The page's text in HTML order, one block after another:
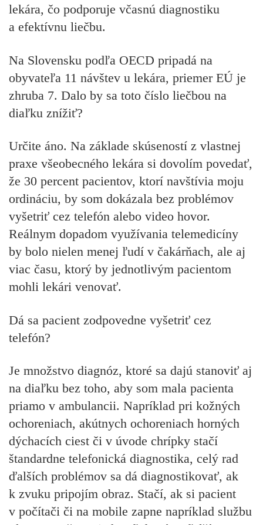
lekára, čo podporuje včasnú diagnostiku
a efektívnu liečbu.
Na Slovensku podľa OECD pripadá na
obyvateľa 11 návštev u lekára, priemer EÚ je
zhruba 7. Dalo by sa toto číslo liečbou na
diaľku znížiť?
Určite áno. Na základe skúseností z vlastnej
praxe všeobecného lekára si dovolím povedať,
že 30 percent pacientov, ktorí navštívia moju
ordináciu, by som dokázala bez problémov
vyšetriť cez telefón alebo video hovor.
Reálnym dopadom využívania telemedicíny
by bolo nielen menej ľudí v čakárňach, ale aj
viac času, ktorý by jednotlivým pacientom
mohli lekári venovať.
Dá sa pacient zodpovedne vyšetriť cez
telefón?
Je množstvo diagnóz, ktoré sa dajú stanoviť aj
na diaľku bez toho, aby som mala pacienta
priamo v ambulancii. Napríklad pri kožných
ochoreniach, akútnych ochoreniach horných
dýchacích ciest či v úvode chrípky stačí
štandardne telefonická diagnostika, celý rad
ďalších problémov sa dá diagnostikovať, ak
k zvuku pripojím obraz. Stačí, ak si pacient
v počítači či na mobile zapne napríklad službu